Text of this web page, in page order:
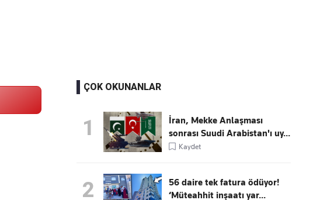
ÇOK OKUNANLAR
1
İran, Mekke Anlaşması
sonrası Suudi Arabistan'ı uy...
Kaydet
2
56 daire tek fatura ödüyor!
‘Müteahhit inşaatı yar...